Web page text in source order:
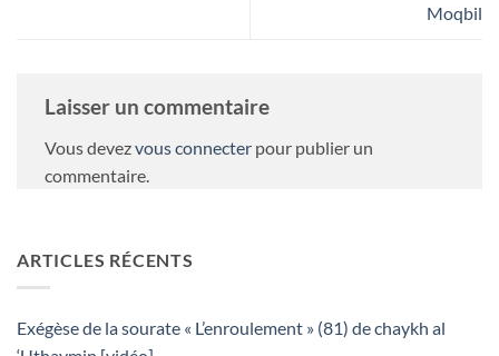
Moqbil
Laisser un commentaire
Vous devezvous connecter pour publier un
commentaire.
ARTICLES RÉCENTS
Exégèse de la sourate « L’enroulement » (81) de chaykh al